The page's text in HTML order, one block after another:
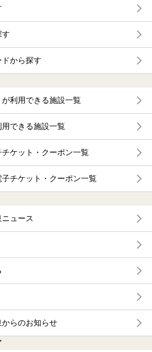
す
から探す
利用できる施設一覧
できる施設一覧
ケット・クーポン一覧
チケット・クーポン一覧
ュース
らのお知らせ